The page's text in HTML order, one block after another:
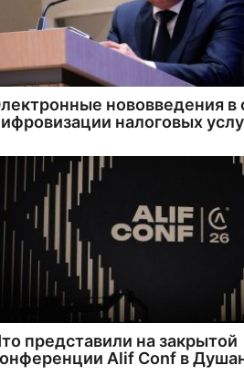
нововведения в
налоговых
представили на закрытой
Alif Conf в